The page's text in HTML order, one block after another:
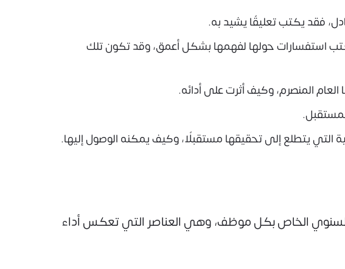
فقد يكتب تعليقًا يشيد به.
استفسارات حولها لفهمها بشكل أعمق، وقد تكون تلك
المنصرم، وكيف أثرت على أدائه.
يتطلع إلى تحقيقها مستقبلًا، وكيف يمكنه الوصول إليها.
السنوي الخاص بكل موظف، وهي العناصر التي تعكس أداء